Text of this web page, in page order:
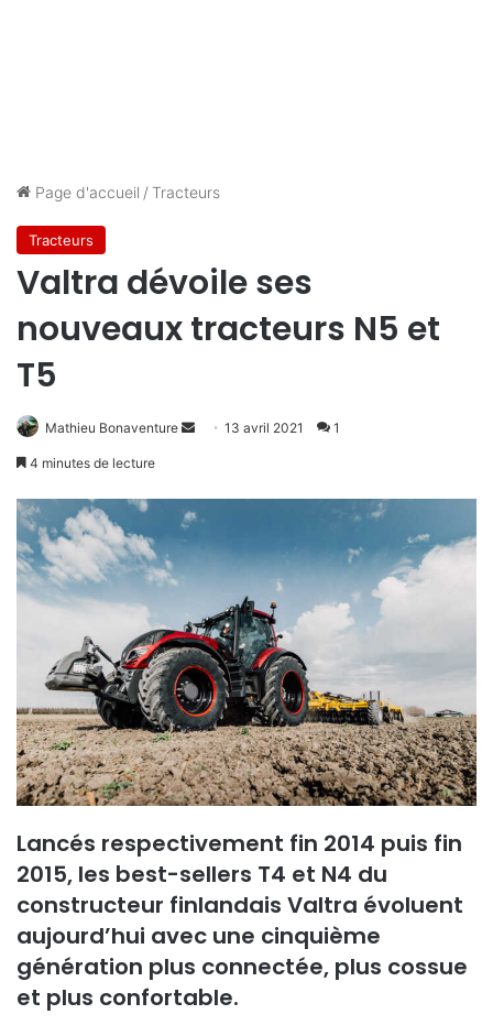
Page d'accueil /Tracteurs
Tracteurs
Valtra dévoile ses
nouveaux tracteurs N5 et
T5
Mathieu Bonaventure
n
c
o
u
r
r
i
l
13 avril 2021 1
4 minutes de lecture
Lancés respectivement fin 2014 puis fin
2015, les best-sellers T4 et N4 du
constructeur finlandais Valtra évoluent
aujourd’hui avec une cinquième
génération plus connectée, plus cossue
et plus confortable.